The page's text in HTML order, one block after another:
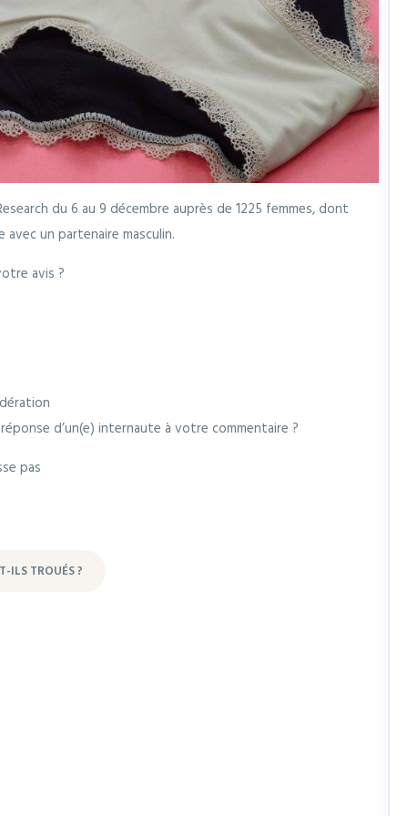
du 6 au 9 décembre auprès de 1225 femmes, dont
avec un partenaire masculin.
avis ?
d’un(e) internaute à votre commentaire ?
pas
ILS TROUÉS ?